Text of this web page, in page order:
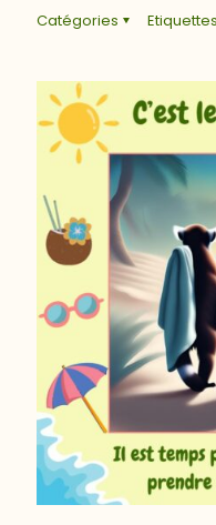
Catégories Etiquettes